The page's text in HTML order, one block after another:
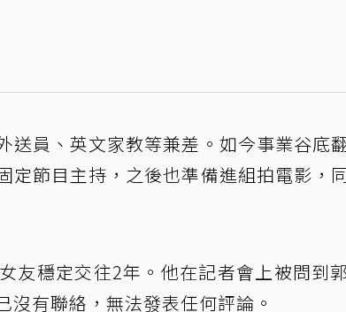
員、英文家教等兼差。如今事業谷底
定節目主持，之後也準備進組拍電影，
友穩定交往2年。他在記者會上被問到
有聯絡，無法發表任何評論。